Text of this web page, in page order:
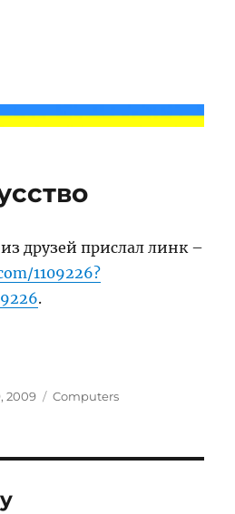
друзей прислал линк –
1109226?
.
2009 Categories
Computers